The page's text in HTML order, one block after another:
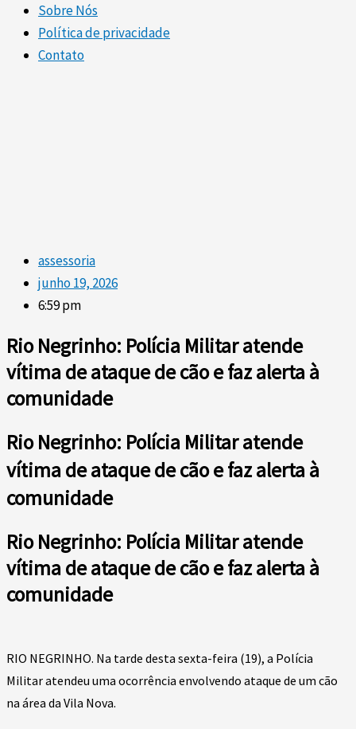
Sobre Nós
Política de privacidade
Contato
assessoria
junho 19, 2026
6:59 pm
Rio Negrinho: Polícia Militar atende
vítima de ataque de cão e faz alerta à
comunidade
Rio Negrinho: Polícia Militar atende
vítima de ataque de cão e faz alerta à
comunidade
Rio Negrinho: Polícia Militar atende
vítima de ataque de cão e faz alerta à
comunidade
RIO NEGRINHO. Na tarde desta sexta-feira (19), a Polícia
Militar atendeu uma ocorrência envolvendo ataque de um cão
na área da Vila Nova.